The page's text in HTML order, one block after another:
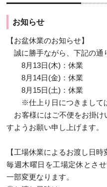
お知らせ
【お盆休業のお知らせ】
誠に勝手ながら、下記の通
8月13日(木)：休業
8月14日(金)：休業
8月15日(土)：休業
※仕上り日につきましては
お客様にはご不便をお掛け
すようお願い申し上げます。
【工場休業によるお渡し日時
毎週木曜日を工場定休とさ
一部変更なります。